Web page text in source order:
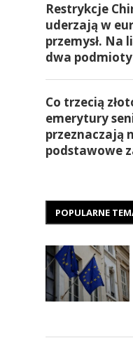
Restrykcje
uderzają w
przemysł. Na
dwa podmioty
Co trzecią
emerytury
przeznaczają
podstawowe
POPULARNE